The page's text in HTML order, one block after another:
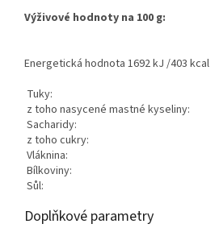
Výživové hodnoty na 100 g:
Energetická hodnota 1692 kJ /403 kcal
Tuky:
z toho nasycené mastné kyseliny:
Sacharidy:
z toho cukry:
Vláknina:
Bílkoviny:
Sůl:
Doplňkové parametry